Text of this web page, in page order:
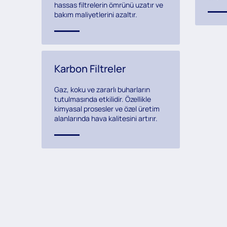
hassas filtrelerin ömrünü uzatır ve
bakım maliyetlerini azaltır.
Karbon Filtreler
Gaz, koku ve zararlı buharların
tutulmasında etkilidir. Özellikle
kimyasal prosesler ve özel üretim
alanlarında hava kalitesini artırır.